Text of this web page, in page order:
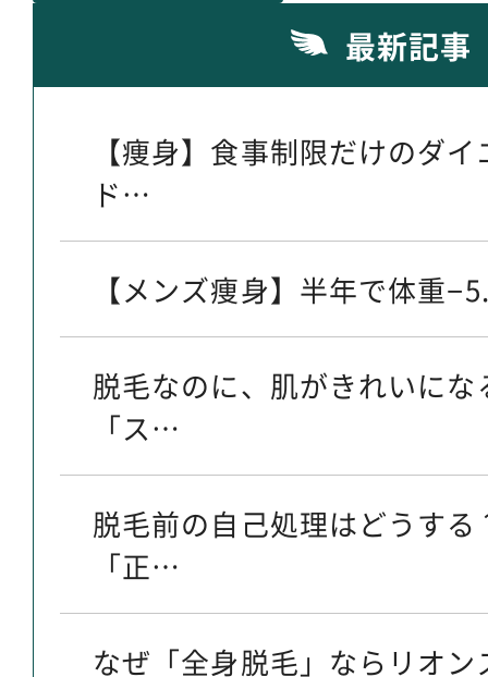
最新記事
【痩身】食事制限だけのダ
ド…
【メンズ痩身】半年で体重
脱毛なのに、肌がきれいに
「ス…
脱毛前の自己処理はどうす
「正…
なぜ「全身脱毛」ならリオ